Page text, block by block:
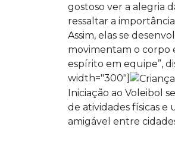
gostoso ver a alegria
ressaltar a
Assim, elas se
movimentam o corpo
espírito em equipe”,
width="300"]
Iniciação ao Voleibol
de atividades físicas e
amigável entre